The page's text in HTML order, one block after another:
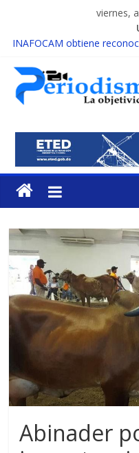
viernes,
INAFOCAM obtiene
15 de febrero de cada año
cáncer infantil
EL ENFOQUE
MESCyT y Universidad
reclusos
MESCyT presenta
Educación
Abinader